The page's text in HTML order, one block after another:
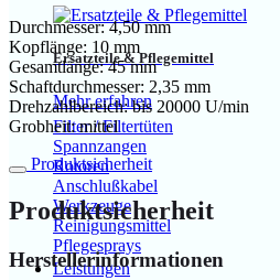
Ersatzteile & Pflegemittel
Mehr erfahren
Filter / Filtertüten
Spannzangen
Rotoren
Anschlußkabel
Werkzeuge
Reinigungsmittel
Pflegesprays
Leistungen
Durchmesser: 4,50 mm
Kopflänge: 10 mm
Gesamtlänge: 45 mm
Schaftdurchmesser: 2,35 mm
Drehzahlbereich: bis 20000 U/min
Grobheit: mittel
Produktsicherheit
Produktsicherheit
Herstellerinformationen